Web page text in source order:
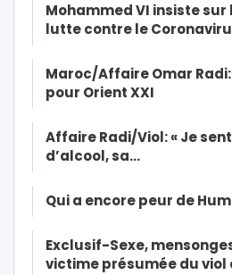
Mohammed VI insiste
lutte contre le
Maroc/Affaire Omar
pour Orient XXI
Affaire Radi/Viol: « Je
d’alcool, sa…
Qui a encore peur de
Exclusif-Sexe,
victime présumée du viol